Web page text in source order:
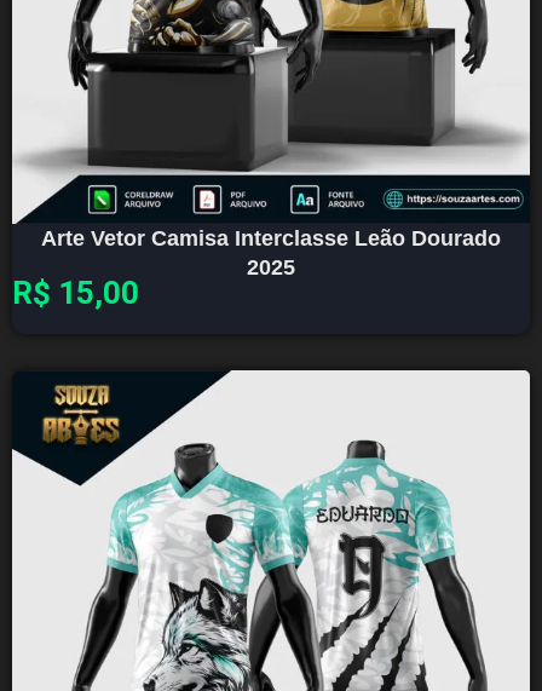
Arte Vetor Camisa Interclasse Leão Dourado
2025
R$ 15,00